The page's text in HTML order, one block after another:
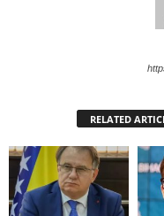
RELATED